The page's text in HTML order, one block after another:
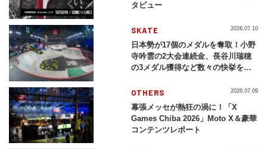
タビュー
SKATE
日本勢が17個のメダルを奪取！小野
寺吟雲の2大会連続金、長谷川瑞穂
の3メダル獲得など数々の快挙をプ
2026」
2026.07.10
OTHERS
幕張メッセが熱狂の渦に！「X
Games Chiba 2026」Moto X＆豪華
コンテンツレポート
2026.07.09